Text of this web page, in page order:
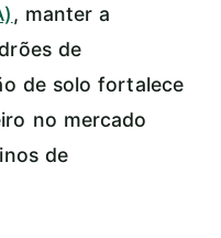
, manter a
de
de solo fortalece
no mercado
de